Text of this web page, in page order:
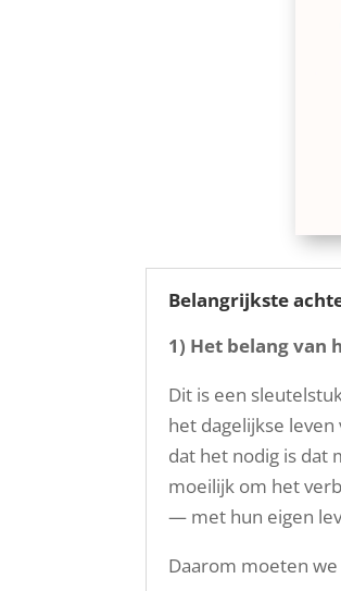
Belangrijkste
1) Het belang van
Dit is een
het dagelijkse
dat het nodig is dat
moeilijk om het
— met hun eigen
Daarom moeten